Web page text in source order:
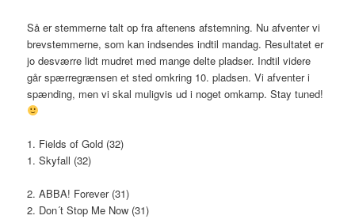
Så er stemmerne talt op fra aftenens afstemning. Nu afventer vi
brevstemmerne, som kan indsendes indtil mandag. Resultatet er
jo desværre lidt mudret med mange delte pladser. Indtil videre
går spærregrænsen et sted omkring 10. pladsen. Vi afventer i
spænding, men vi skal muligvis ud i noget omkamp. Stay tuned!
1. Fields of Gold (32)
1. Skyfall (32)
2. ABBA! Forever (31)
2. Don´t Stop Me Now (31)